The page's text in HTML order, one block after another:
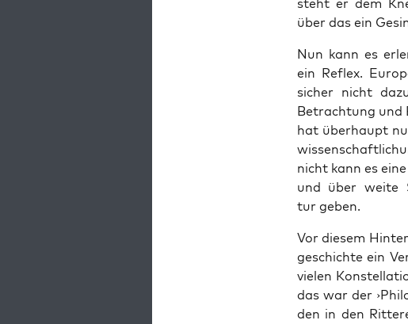
steht er dem
über das ein
Nun kann es
ein Reflex.
sicher nicht
Betrach­tung und
hat über­haupt
nicht kann es
und über wei­te
tur geben.
Vor die­sem
ge­schich­te ein
vie­len
das war der
den in den